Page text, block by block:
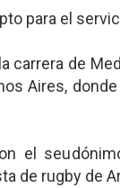
para el
carrera de
Aires,
el
de rugby de